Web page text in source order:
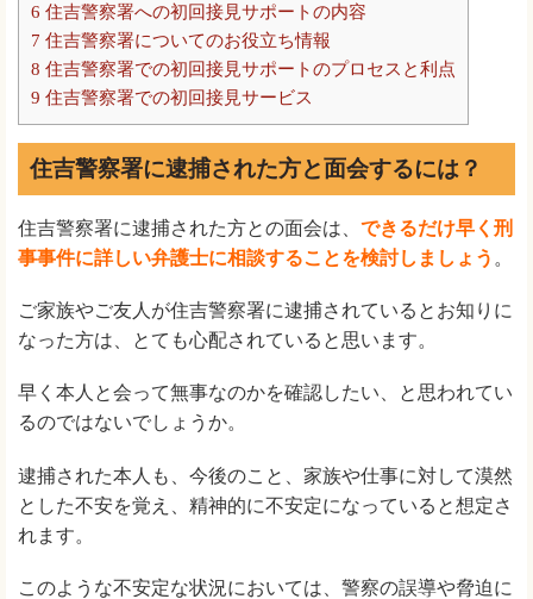
6 住吉警察署への初回接見サポートの内容
7 住吉警察署についてのお役立ち情報
8 住吉警察署での初回接見サポートのプロセスと利点
9 住吉警察署での初回接見サービス
住吉警察署に逮捕された方と面会するには？
住吉警察署に逮捕された方との面会は、 できるだけ早く刑
事事件に詳しい弁護士に相談することを検討しましょう 。
ご家族やご友人が住吉警察署に逮捕されているとお知りに
なった方は、とても心配されていると思います。
早く本人と会って無事なのかを確認したい、と思われてい
るのではないでしょうか。
逮捕された本人も、今後のこと、家族や仕事に対して漠然
とした不安を覚え、精神的に不安定になっていると想定さ
れます。
このような不安定な状況においては、警察の誤導や脅迫に